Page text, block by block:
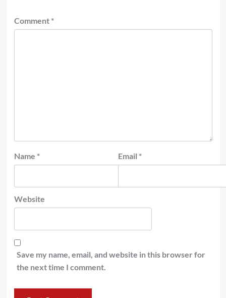
Comment *
Name * Email *
Website
Save my name, email, and website in this browser for
the next time I comment.